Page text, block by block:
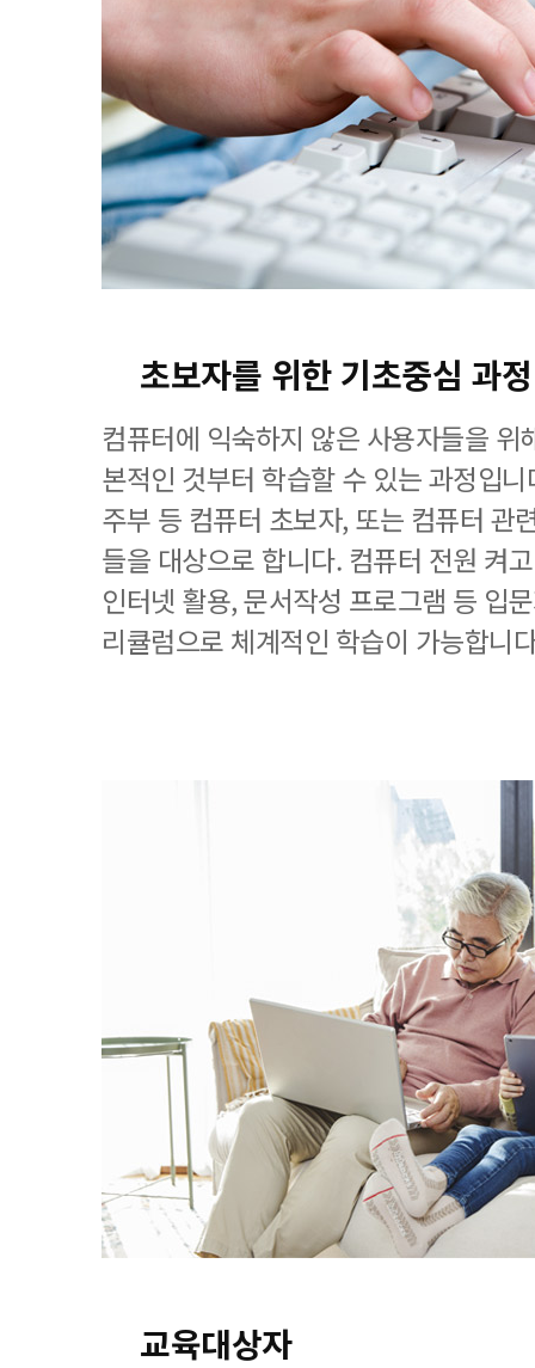
초보자를 위한 기초중심 과
컴퓨터에 익숙하지 않은 사용자들을 위
본적인 것부터 학습할 수 있는 과정입
주부 등 컴퓨터 초보자, 또는 컴퓨터 관
들을 대상으로 합니다. 컴퓨터 전원 켜
인터넷 활용, 문서작성 프로그램 등 입
리큘럼으로 체계적인 학습이 가능합니
교육대상자